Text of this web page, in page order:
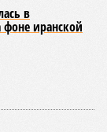
в
иранской